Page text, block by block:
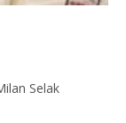
Selak